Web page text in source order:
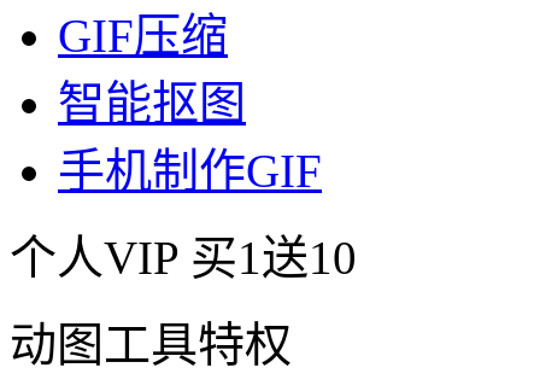
GIF压缩
智能抠图
手机制作GIF
个人VIP 买1送10
动图工具特权